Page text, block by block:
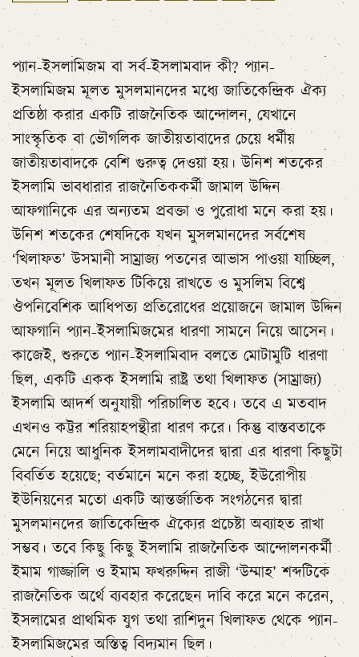
প্যান-ইসলামিজম বা সর্ব-ইসলামবাদ কী? প্যান-
ইসলামিজম মূলত মুসলমানদের মধ্যে জাতিকেন্দ্রিক ঐক্য
প্রতিষ্ঠা করার একটি রাজনৈতিক আন্দোলন, যেখানে
সাংস্কৃতিক বা ভৌগলিক জাতীয়তাবাদের চেয়ে ধর্মীয়
জাতীয়তাবাদকে বেশি গুরুত্ব দেওয়া হয়। উনিশ শতকের
ইসলামি ভাবধারার রাজনৈতিককর্মী জামাল উদ্দিন
আফগানিকে এর অন্যতম প্রবক্তা ও পুরোধা মনে করা হয়।
উনিশ শতকের শেষদিকে যখন মুসলমানদের সর্বশেষ
‘খিলাফত’ উসমানী সাম্রাজ্য পতনের আভাস পাওয়া যাচ্ছিল,
তখন মূলত খিলাফত টিকিয়ে রাখতে ও মুসলিম বিশ্বে
ঔপনিবেশিক আধিপত্য প্রতিরোধের প্রয়োজনে জামাল উদ্দিন
আফগানি প্যান-ইসলামিজমের ধারণা সামনে নিয়ে আসেন।
কাজেই, শুরুতে প্যান-ইসলামিবাদ বলতে মোটামুটি ধারণা
ছিল, একটি একক ইসলামি রাষ্ট্র তথা খিলাফত (সাম্রাজ্য)
ইসলামি আদর্শ অনুযায়ী পরিচালিত হবে। তবে এ মতবাদ
এখনও কট্টর শরিয়াহপন্থীরা ধারণ করে। কিন্তু বাস্তবতাকে
মেনে নিয়ে আধুনিক ইসলামবাদীদের দ্বারা এর ধারণা কিছুটা
বিবর্তিত হয়েছে; বর্তমানে মনে করা হচ্ছে, ইউরোপীয়
ইউনিয়নের মতো একটি আন্তর্জাতিক সংগঠনের দ্বারা
মুসলমানদের জাতিকেন্দ্রিক ঐক্যের প্রচেষ্টা অব্যাহত রাখা
সম্ভব। তবে কিছু কিছু ইসলামি রাজনৈতিক আন্দোলনকর্মী
ইমাম গাজ্জালি ও ইমাম ফখরুদ্দিন রাজী ‘উম্মাহ’ শব্দটিকে
রাজনৈতিক অর্থে ব্যবহার করেছেন দাবি করে মনে করেন,
ইসলামের প্রাথমিক যুগ তথা রাশিদুন খিলাফত থেকে প্যান-
ইসলামিজমের অস্তিত্ব বিদ্যমান ছিল।